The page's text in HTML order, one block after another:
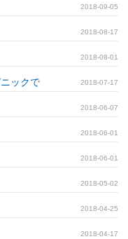
2018-09-05
2018-08-17
2018-08-01
ックで 2018-07-17
2018-06-07
2018-06-01
2018-06-01
2018-05-02
2018-04-25
2018-04-17